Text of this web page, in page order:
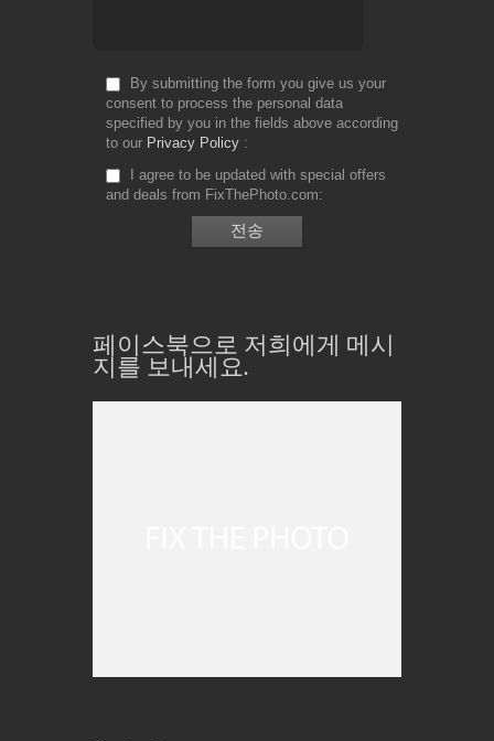
By submitting the form you give us your
consent to process the personal data
specified by you in the fields above according
to our Privacy Policy
I agree to be updated with special offers
and deals from FixThePhoto.com
페이스북으로 저희에게 메시
지를 보내세요.